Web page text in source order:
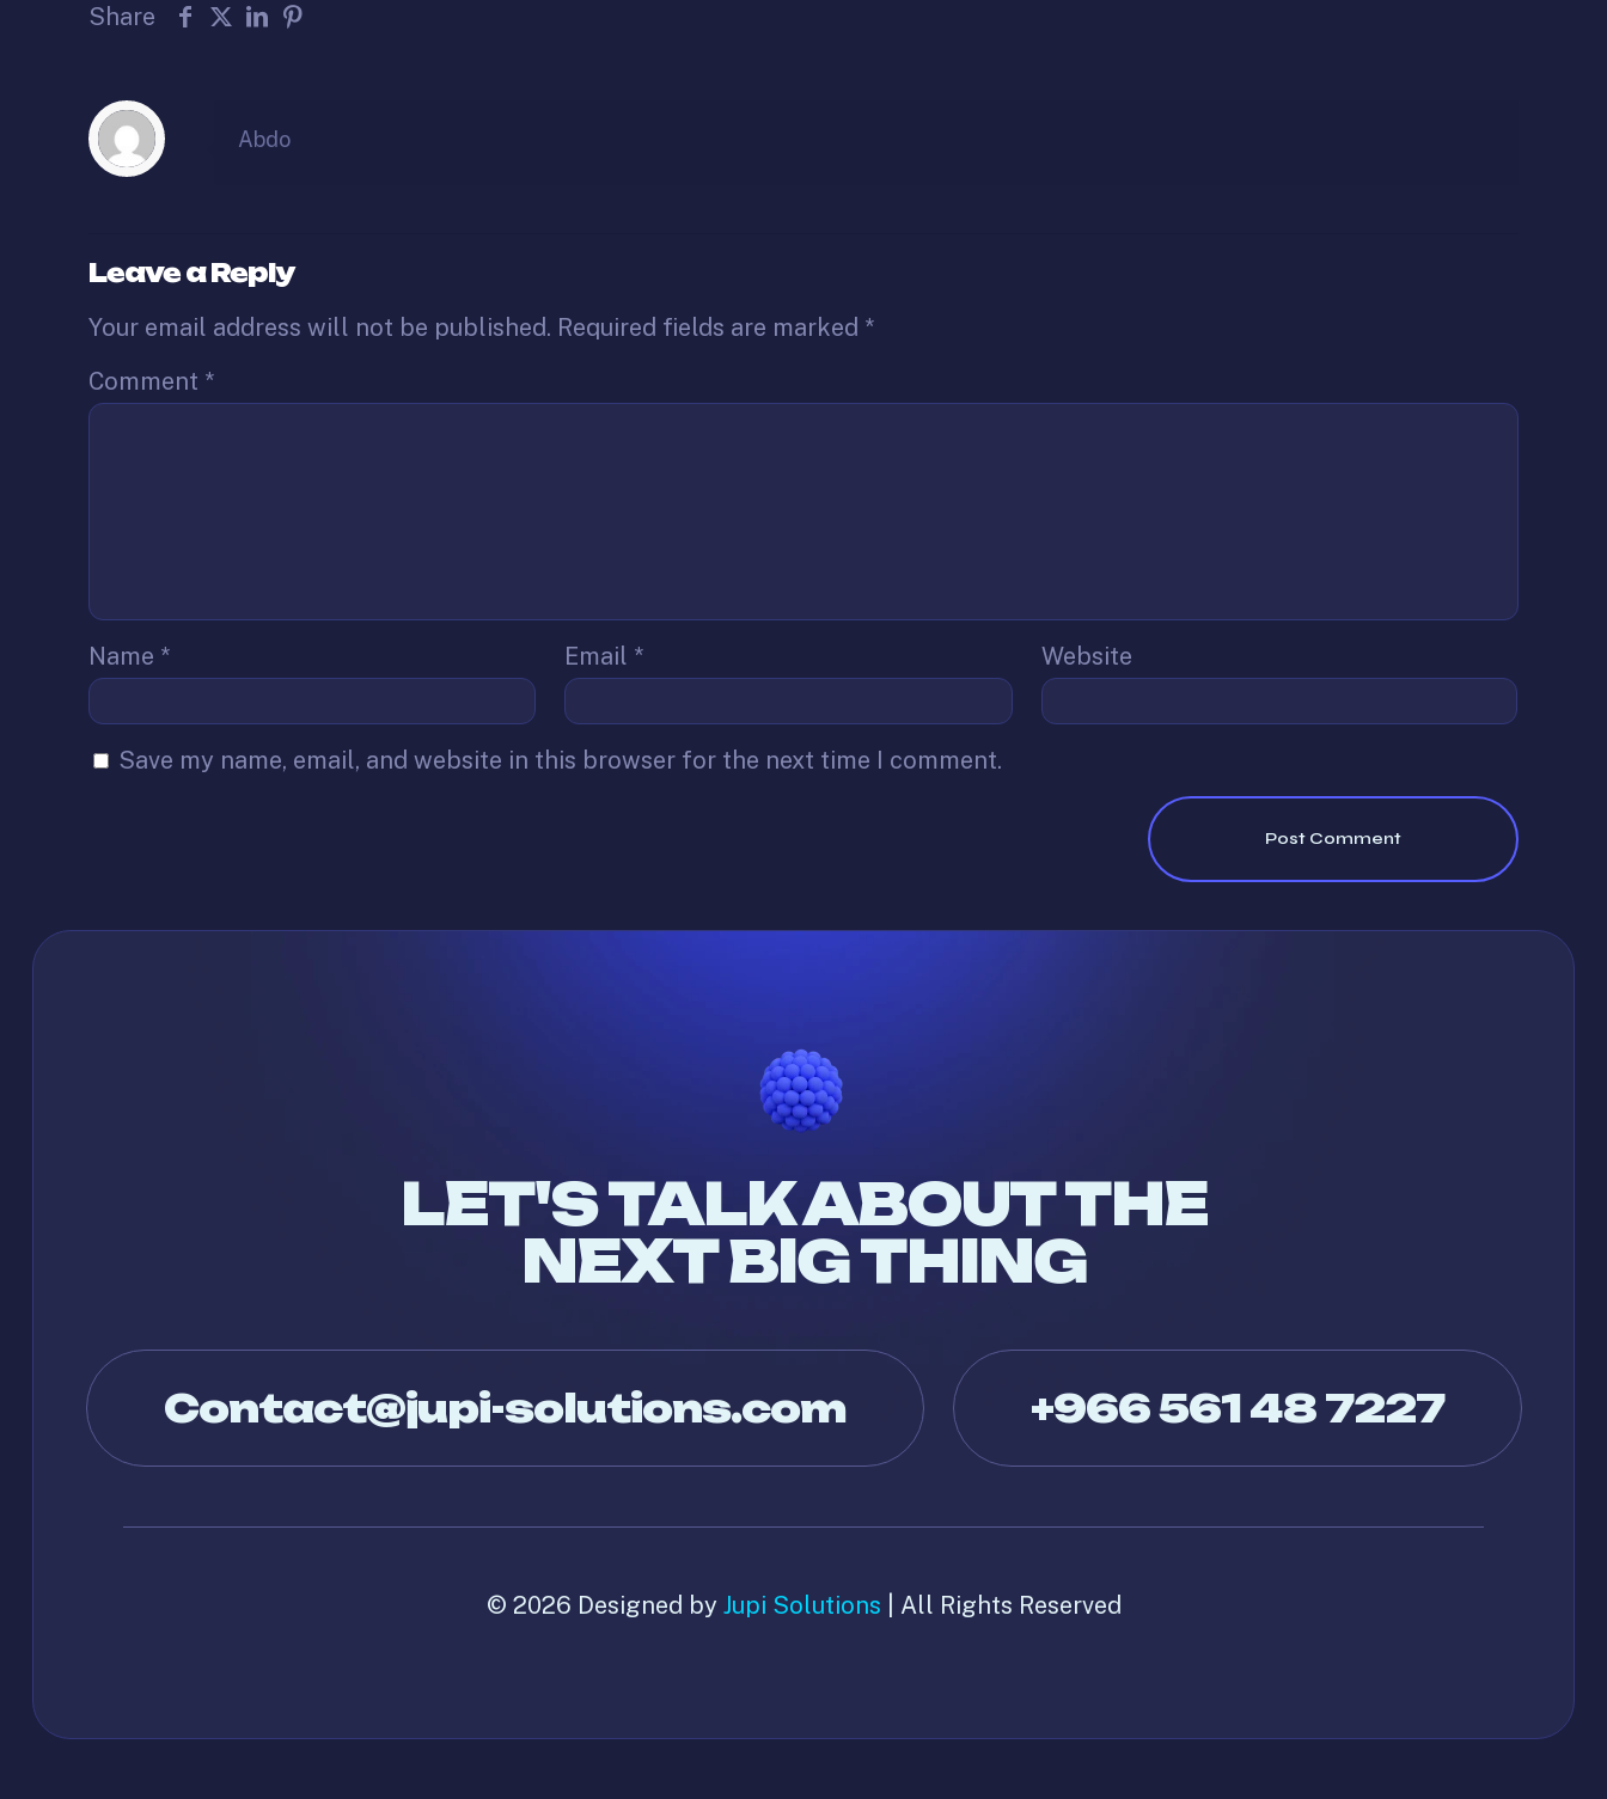
Share
Abdo
Leave a Reply
Your email address will not be published. Required fields are marked *
Comment *
Name * Email * Website
Save my name, email, and website in this browser for the next time I comment.
LET'S TALK ABOUT THE
NEXT BIG THING
Contact@jupi-solutions.com +966 561 48 7227
© 2026 Designed by Jupi Solutions | All Rights Reserved